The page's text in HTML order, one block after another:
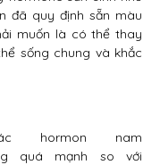
đã quy định sẵn màu
muốn là có thể thay
sống chung và khắc
hormon nam
quá mạnh so với